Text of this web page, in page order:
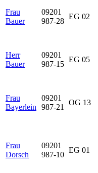
Frau
Bauer
09201
987-28
EG 02
Herr
Bauer
09201
987-15
EG 05
Frau
Bayerlein
09201
987-21
OG 13
Frau
Dorsch
09201
987-10
EG 01